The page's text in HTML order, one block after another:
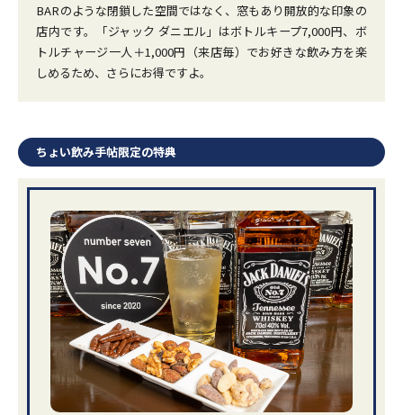
BARのような閉鎖した空間ではなく、窓もあり開放的な印象の
店内です。「ジャック ダニエル」はボトルキープ7,000円、ボ
トルチャージ一人＋1,000円（来店毎）でお好きな飲み方を楽
しめるため、さらにお得ですよ。
ちょい飲み手帖限定の特典